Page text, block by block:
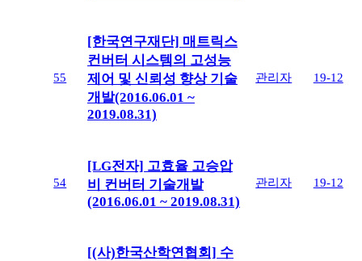
55
[한국연구재단] 매트릭스
컨버터 시스템의 고성능
제어 및 신뢰성 향상 기술
개발(2016.06.01 ~
2019.08.31)
관리자 19-12
54
[LG전자] 고효율 고승압
비 컨버터 기술개발
(2016.06.01 ~ 2019.08.31)
관리자 19-12
[(사)한국산학연협회] 수